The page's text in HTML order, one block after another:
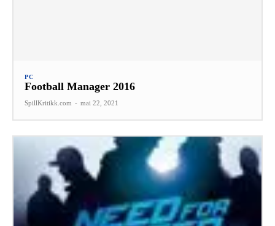
PC
Football Manager 2016
SpillKritikk.com - mai 22, 2021